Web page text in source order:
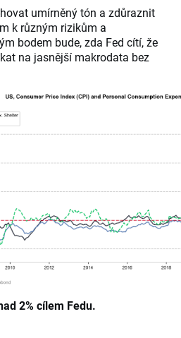
umírněný tón a zdůraznit
k různým rizikům a
bodem bude, zda Fed cítí, že
na jasnější makrodata bez
2% cílem Fedu.